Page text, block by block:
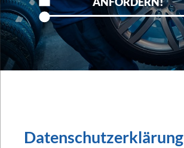
Datenschutzerklärung